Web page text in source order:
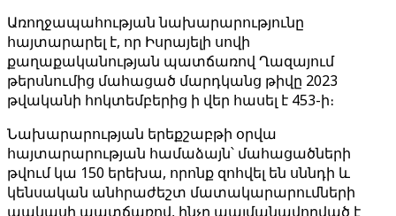
Առողջապահության նախարարությունը
հայտարարել է, որ Իսրայելի սովի
քաղաքականության պատճառով Ղազայում
թերսնումից մահացած մարդկանց թիվը 2023
թվականի հոկտեմբերից ի վեր հասել է 453-ի։
Նախարարության երեքշաբթի օրվա
հայտարարության համաձայն՝ մահացածների
թվում կա 150 երեխա, որոնք զոհվել են սննդի և
կենսական անհրաժեշտ մատակարարումների
պակասի պատճառով, ինչը պայմանավորված է